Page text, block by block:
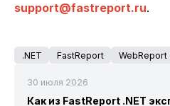
support@fastreport.ru.
.NET FastReport WebReport
30 июля 2026
Как из FastReport .NET